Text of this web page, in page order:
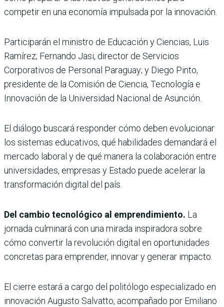
competir en una economía impulsada por la innovación.
Participarán el ministro de Educación y Ciencias, Luis
Ramírez; Fernando Jasi, director de Servicios
Corporativos de Personal Paraguay; y Diego Pinto,
presidente de la Comisión de Ciencia, Tecnología e
Innovación de la Universidad Nacional de Asunción.
El diálogo buscará responder cómo deben evolucionar
los sistemas educativos, qué habilidades demandará el
mercado laboral y de qué manera la colaboración entre
universidades, empresas y Estado puede acelerar la
transformación digital del país.
Del cambio tecnológico al emprendimiento. La
jornada culminará con una mirada inspiradora sobre
cómo convertir la revolución digital en oportunidades
concretas para emprender, innovar y generar impacto.
El cierre estará a cargo del politólogo especializado en
innovación Augusto Salvatto, acompañado por Emiliano